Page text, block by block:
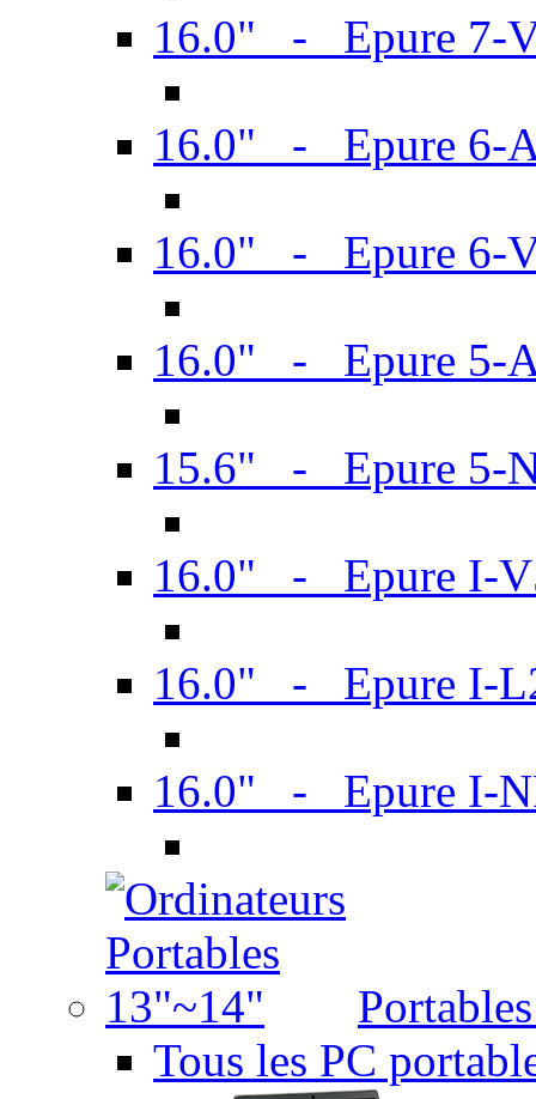
16.0" - Epure 7-
16.0" - Epure 6-
16.0" - Epure 6-
16.0" - Epure 5-
15.6" - Epure 5-
16.0" - Epure I-
16.0" - Epure I-
16.0" - Epure I-
Tous les PC